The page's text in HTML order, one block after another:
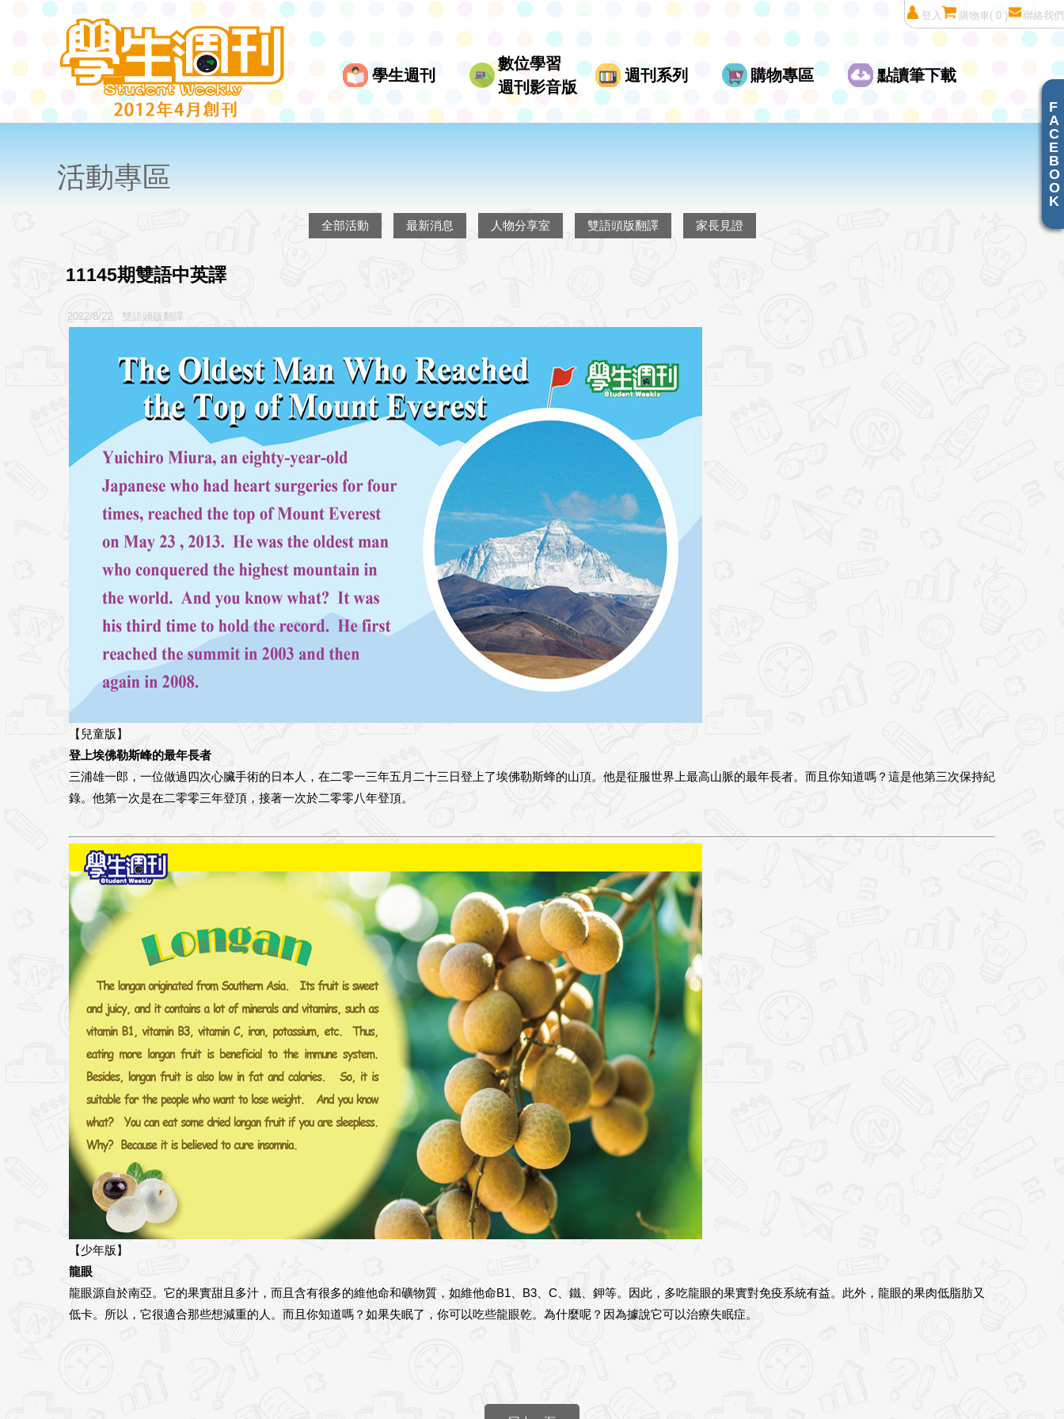
登入 購物車( 0 ) 聯絡我們
學生週刊
數位學習
週刊影音版
週刊系列 購物專區 點讀筆下載
活動專區
全部活動 最新消息 人物分享室 雙語頭版翻譯 家長見證
11145期雙語中英譯
2022/8/22 雙語頭版翻譯
【兒童版】
登上埃佛勒斯峰的最年長者
三浦雄一郎，一位做過四次心臟手術的日本人，在二零一三年五月二十三日登上了埃佛勒斯蜂的山頂。他是征服世界上最高山脈的最年長者。而且你知道嗎？這是他第三次保持紀
錄。他第一次是在二零零三年登頂，接著一次於二零零八年登頂。
【少年版】
龍眼
龍眼源自於南亞。它的果實甜且多汁，而且含有很多的維他命和礦物質，如維他命B1、B3、C、鐵、鉀等。因此，多吃龍眼的果實對免疫系統有益。此外，龍眼的果肉低脂肪又
低卡。所以，它很適合那些想減重的人。而且你知道嗎？如果失眠了，你可以吃些龍眼乾。為什麼呢？因為據說它可以治療失眠症。
F
A
C
E
B
O
O
K